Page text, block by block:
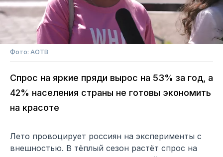
Фото: АОТВ
Спрос на яркие пряди вырос на 53% за год, а
42% населения страны не готовы экономить
на красоте
Лето провоцирует россиян на эксперименты с
внешностью. В тёплый сезон растёт спрос на